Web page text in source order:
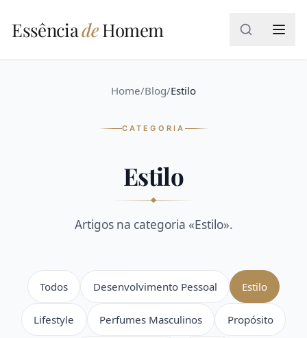
EssênciadeHomem
Essência
de
Nós
Contato
ENTRE
Home/Blog/Estilo
CATEGORIA
Estilo
Artigos na categoria «Estilo».
Todos Desenvolvimento Pessoal Estilo
Lifestyle Perfumes Masculinos Propósito